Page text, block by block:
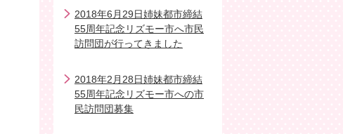
2018年6月29日姉妹都市締結
55周年記念リズモー市へ市民
訪問団が行ってきました
2018年2月28日姉妹都市締結
55周年記念リズモー市への市
民訪問団募集